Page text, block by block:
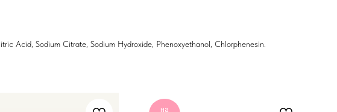
Acid, Sodium Citrate, Sodium Hydroxide, Phenoxyethanol, Chlorphenesin.
на